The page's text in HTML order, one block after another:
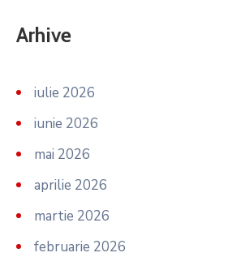
Arhive
iulie 2026
iunie 2026
mai 2026
aprilie 2026
martie 2026
februarie 2026